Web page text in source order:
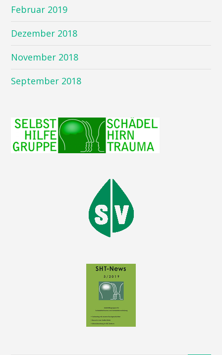
Februar 2019
Dezember 2018
November 2018
September 2018